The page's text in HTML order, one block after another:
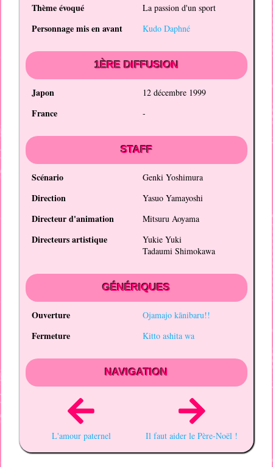
Thème évoqué La passion d'un sport
Personnage mis en avant Kudo Daphné
1ÈRE DIFFUSION
Japon 12 décembre 1999
France -
STAFF
Scénario Genki Yoshimura
Direction Yasuo Yamayoshi
Directeur d'animation Mitsuru Aoyama
Directeurs artistique
Yukie Yuki
Tadaumi Shimokawa
GÉNÉRIQUES
Ouverture Ojamajo kānibaru!!
Fermeture Kitto ashita wa
NAVIGATION
L'amour paternel Il faut aider le Père-Noël !